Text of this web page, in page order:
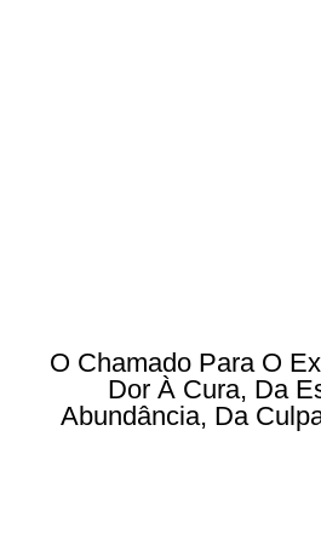
O Chamado Para O
Dor À Cura, Da
Abundância, Da